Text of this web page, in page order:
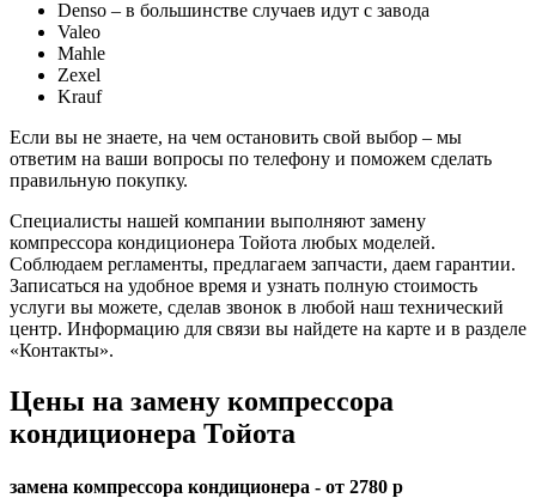
Denso – в большинстве случаев идут с завода
Valeo
Mahle
Zexel
Krauf
Если вы не знаете, на чем остановить свой выбор – мы
ответим на ваши вопросы по телефону и поможем сделать
правильную покупку.
Специалисты нашей компании выполняют замену
компрессора кондиционера Тойота любых моделей.
Соблюдаем регламенты, предлагаем запчасти, даем гарантии.
Записаться на удобное время и узнать полную стоимость
услуги вы можете, сделав звонок в любой наш технический
центр. Информацию для связи вы найдете на карте и в разделе
«Контакты».
Цены на замену компрессора
кондиционера Тойота
замена компрессора кондиционера - от 2780 р